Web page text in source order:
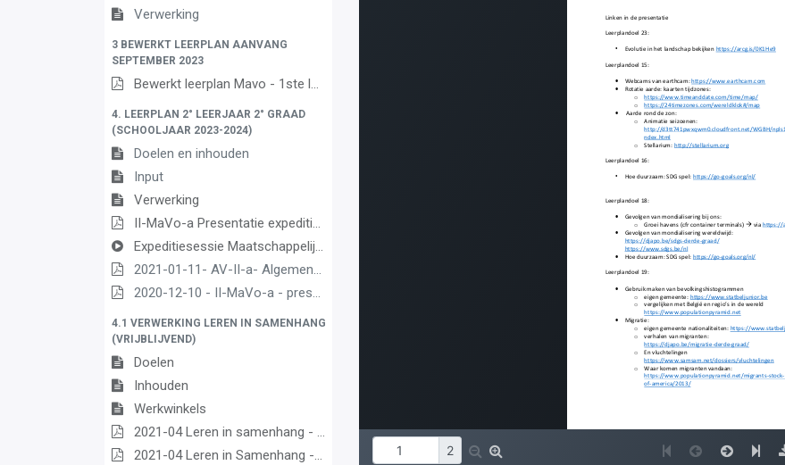
Verwerking
3 BEWERKT LEERPLAN AANVANG
SEPTEMBER 2023
Bewerkt leerplan Mavo - 1ste leerjaar, 2de graad
4. LEERPLAN 2° LEERJAAR 2° GRAAD
(SCHOOLJAAR 2023-2024)
Doelen en inhouden
Input
Verwerking
II-MaVo-a Presentatie expeditiesessie
Expeditiesessie Maatschappelijke vorming B II-MaVo-a Opname van vergadering
2021-01-11- AV-II-a- Algemene uitleg
2020-12-10 - II-MaVo-a - presentatie zonder filmpjes
4.1 VERWERKING LEREN IN SAMENHANG
(VRIJBLIJVEND)
Doelen
Inhouden
Werkwinkels
2021-04 Leren in samenhang - Presentatie
2021-04 Leren in Samenhang - Ordeningskader